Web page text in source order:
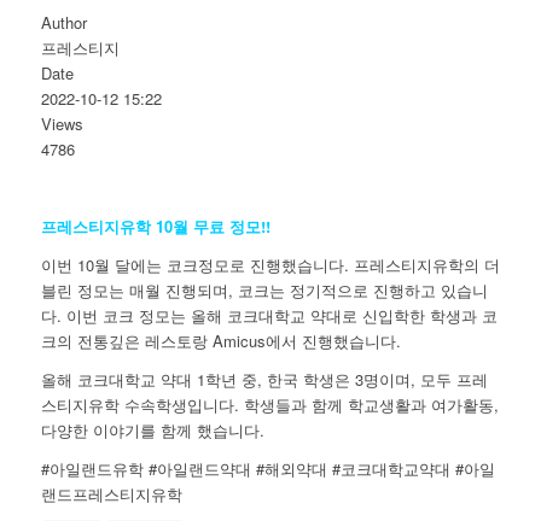
Author
프레스티지
Date
2022-10-12 15:22
Views
4786
프레스티지유학 10월 무료 정모!!
이번 10월 달에는 코크정모로 진행했습니다. 프레스티지유학의 더
블린 정모는 매월 진행되며, 코크는 정기적으로 진행하고 있습니
다. 이번 코크 정모는 올해 코크대학교 약대로 신입학한 학생과 코
크의 전통깊은 레스토랑 Amicus에서 진행했습니다.
올해 코크대학교 약대 1학년 중, 한국 학생은 3명이며, 모두 프레
스티지유학 수속학생입니다. 학생들과 함께 학교생활과 여가활동,
다양한 이야기를 함께 했습니다.
#아일랜드유학 #아일랜드약대 #해외약대 #코크대학교약대 #아일
랜드프레스티지유학